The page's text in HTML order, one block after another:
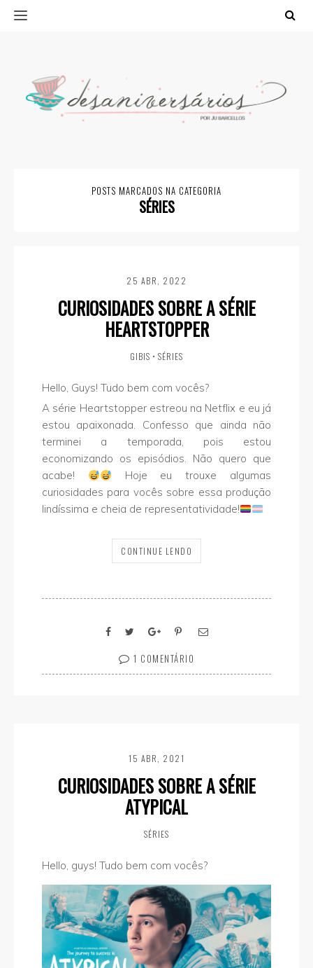
POSTS MARCADOS NA CATEGORIA
SÉRIES
25 ABR, 2022
CURIOSIDADES SOBRE A SÉRIE
HEARTSTOPPER
GIBIS • SÉRIES
Hello, Guys! Tudo bem com vocês?
A série Heartstopper estreou na Netflix e eu já
estou apaixonada. Confesso que ainda não
terminei a temporada, pois estou
economizando os episódios. Não quero que
acabe!
Hoje eu trouxe algumas
curiosidades para vocês sobre essa produção
lindíssima e cheia de representatividade!
CONTINUE LENDO
1 COMENTÁRIO
15 ABR, 2021
CURIOSIDADES SOBRE A SÉRIE
ATYPICAL
SÉRIES
Hello, guys! Tudo bem com vocês?